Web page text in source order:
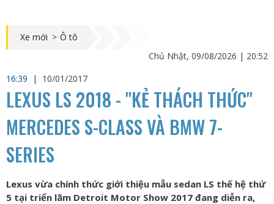
Xe mới > Ô tô
Chủ Nhật, 09/08/2026 | 20:52
16:39
| 10/01/2017
LEXUS LS 2018 - "KẺ THÁCH THỨC"
MERCEDES S-CLASS VÀ BMW 7-
SERIES
Lexus vừa chính thức giới thiệu mẫu sedan LS thế hệ thứ
5 tại triển lãm Detroit Motor Show 2017 đang diễn ra,